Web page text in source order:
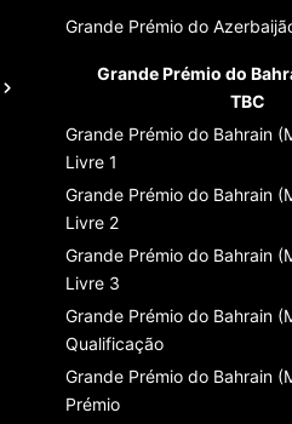
Grande Prémio do
Grande Prémio do
TBC
Grande Prémio do Bahrain
Livre 1
Grande Prémio do Bahrain
Livre 2
Grande Prémio do Bahrain
Livre 3
Grande Prémio do Bahrain
Qualificação
Grande Prémio do Bahrain
Prémio